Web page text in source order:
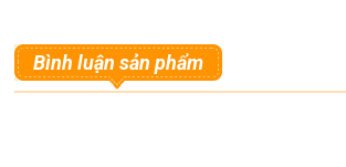
Bình luận sản phẩm